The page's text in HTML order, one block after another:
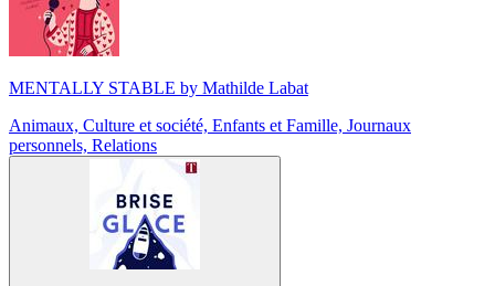
MENTALLY STABLE by Mathilde Labat
Animaux, Culture et société, Enfants et Famille, Journaux
personnels, Relations